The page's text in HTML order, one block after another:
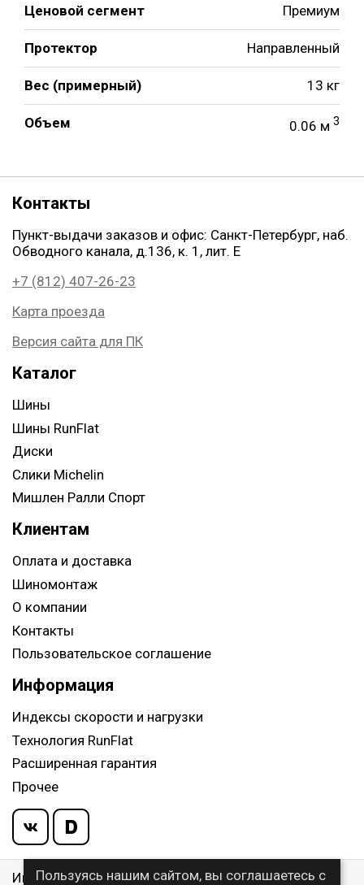
Ценовой сегмент Премиум
Протектор Направленный
Вес (примерный) 13 кг
Объем 0.06 м 3
Контакты
Пункт-выдачи заказов и офис: Санкт-Петербург, наб.
Обводного канала, д.136, к. 1, лит. Е
+7 (812) 407-26-23
Карта проезда
Версия сайта для ПК
Каталог
Шины
Шины RunFlat
Диски
Слики Michelin
Мишлен Ралли Спорт
Клиентам
Оплата и доставка
Шиномонтаж
О компании
Контакты
Пользовательское соглашение
Информация
Индексы скорости и нагрузки
Технология RunFlat
Расширенная гарантия
Прочее
Информация указанная на сайте, не является
Пользуясь нашим сайтом, вы соглашаетесь с